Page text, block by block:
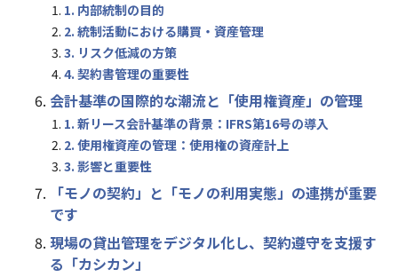
1. 内部統制の目的
2. 統制活動における購買・資産管理
3. リスク低減の方策
4. 契約書管理の重要性
会計基準の国際的な潮流と「使用権資産」の管理
1. 新リース会計基準の背景：IFRS第16号の導入
2. 使用権資産の管理：使用権の資産計上
3. 影響と重要性
「モノの契約」と「モノの利用実態」の連携が重要
です
現場の貸出管理をデジタル化し、契約遵守を支援す
る「カシカン」